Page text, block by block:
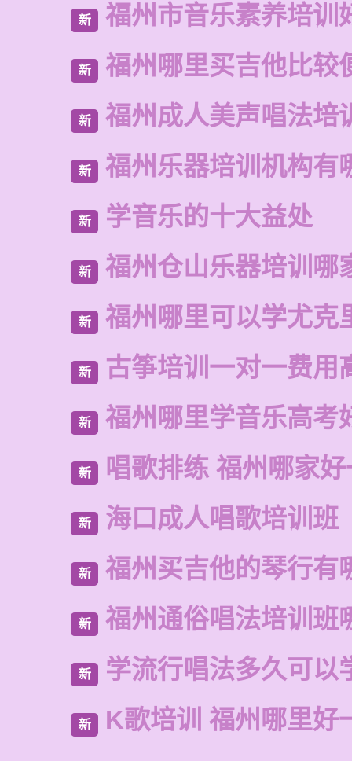
新 福州市音乐素养培训
新 福州哪里买吉他比较
新 福州成人美声唱法培
新 福州乐器培训机构有
新 学音乐的十大益处
新 福州仓山乐器培训哪
新 福州哪里可以学尤克
新 古筝培训一对一费用
新 福州哪里学音乐高考
新 唱歌排练 福州哪家
新 海口成人唱歌培训班
新 福州买吉他的琴行有
新 福州通俗唱法培训班
新 学流行唱法多久可以
新 K歌培训 福州哪里好